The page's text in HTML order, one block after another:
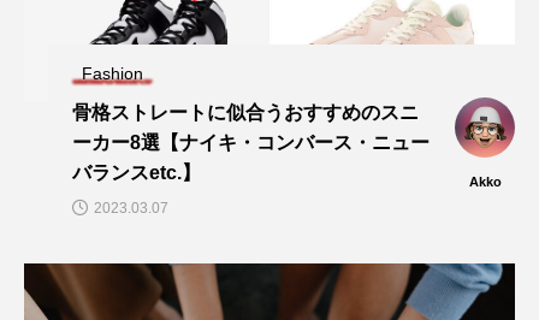
Fashion
骨格ストレートに似合うおすすめのスニ
ーカー8選【ナイキ・コンバース・ニュー
バランスetc.】
Akko
2023.03.07